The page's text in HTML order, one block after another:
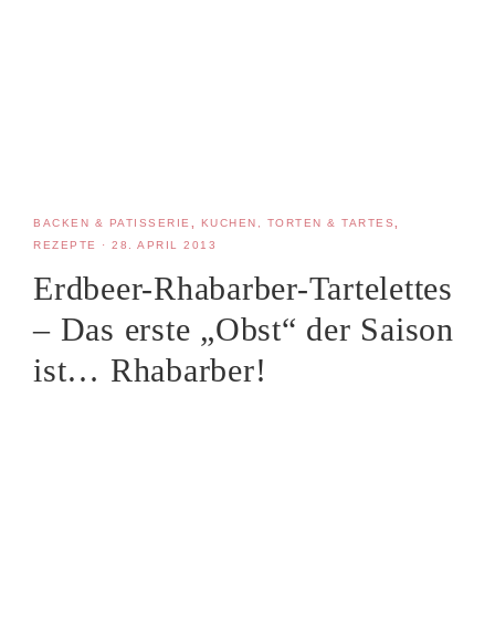
BACKEN & PATISSERIE KUCHEN, TORTEN & TARTES
REZEPTE
· 28. APRIL 2013
Erdbeer-Rhabarber-Tartelettes
– Das erste „Obst“ der Saison
ist… Rhabarber!